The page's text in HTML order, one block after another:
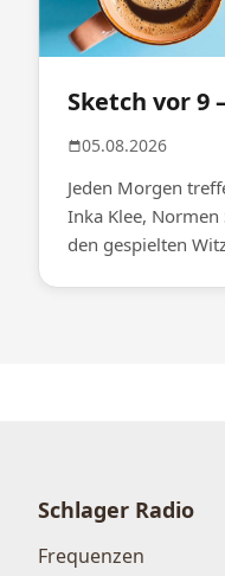
Sketch vor 9
05.08.2026
Jeden Morgen
Inka Klee,
den gespielten
Schlager Radio
Frequenzen